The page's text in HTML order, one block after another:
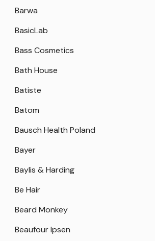
Barwa
BasicLab
Bass Cosmetics
Bath House
Batiste
Batom
Bausch Health Poland
Bayer
Baylis & Harding
Be Hair
Beard Monkey
Beaufour Ipsen